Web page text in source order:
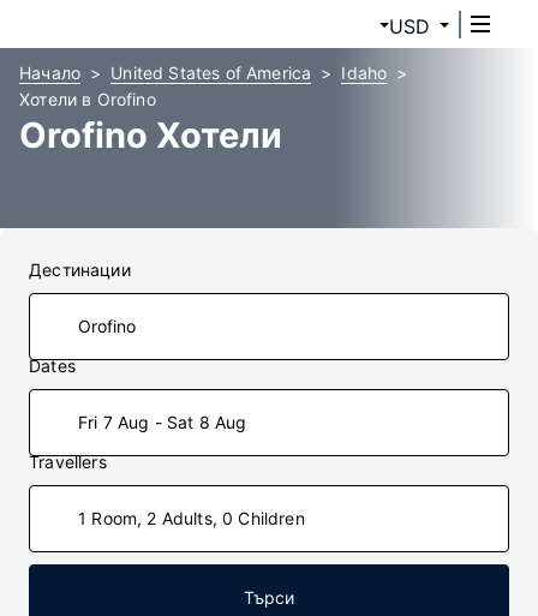
USD
Начало United States of America
Idaho
Хотели в Orofino
Orofino Хотели
Дестинации
Dates
Fri 7 Aug - Sat 8 Aug
Travellers
1 Room, 2 Adults, 0 Children
Търси